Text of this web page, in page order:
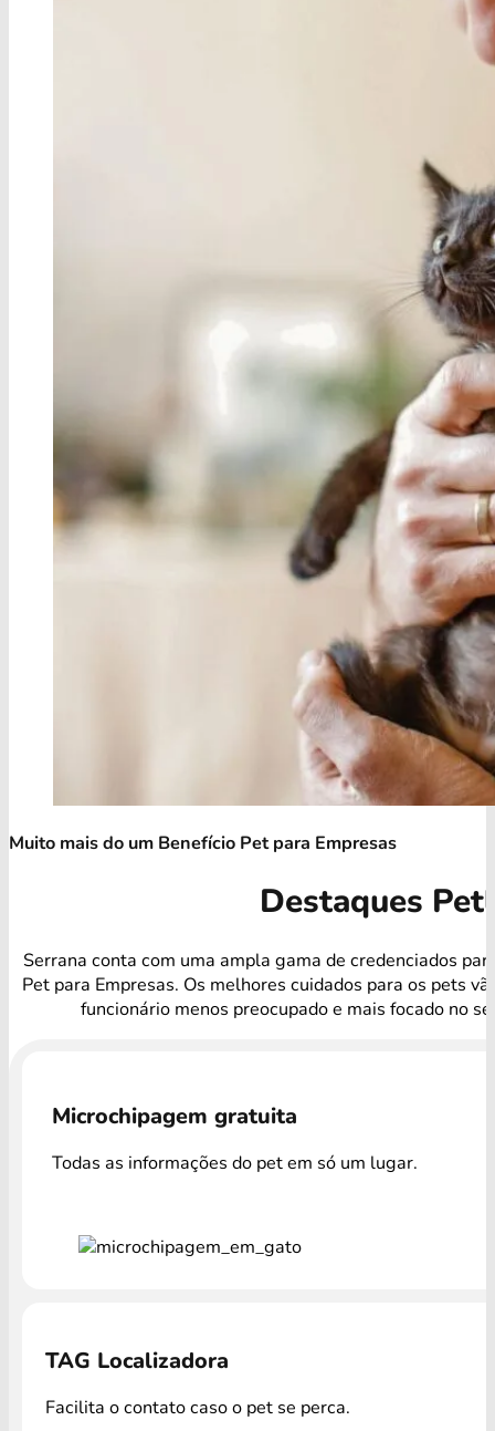
Muito mais do um Benefício Pet para Empresas
Destaques
Serrana conta com uma ampla gama de credenciados
Pet para Empresas. Os melhores cuidados para os pets
funcionário menos preocupado e mais focado no
Microchipagem gratuita
Todas as informações do pet em só um lugar.
TAG Localizadora
Facilita o contato caso o pet se perca.